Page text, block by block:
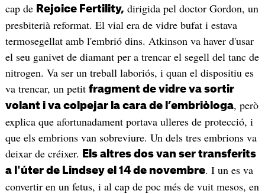
cap de Rejoice Fertility, dirigida pel doctor Gordon, un
presbiterià reformat. El vial era de vidre bufat i estava
termosegellat amb l'embrió dins. Atkinson va haver d'usar
el seu ganivet de diamant per a trencar el segell del tanc de
nitrogen. Va ser un treball laboriós, i quan el dispositiu es
va trencar, un petit fragment de vidre va sortir
volant i va colpejar la cara de l’embriòloga, però
explica que afortunadament portava ulleres de protecció, i
que els embrions van sobreviure. Un dels tres embrions va
deixar de créixer.
Els altres dos van ser transferits
a l'úter de Lindsey el 14 de novembre. I un es va
convertir en un fetus, i al cap de poc més de vuit mesos, en